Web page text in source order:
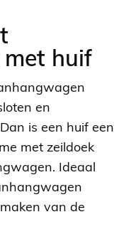
huif
en
is een huif een
met zeildoek
Ideaal
van de